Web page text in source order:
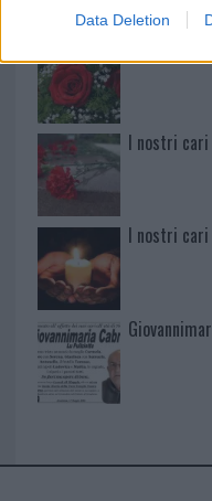
Data Deletion
I nostri cari
I nostri cari